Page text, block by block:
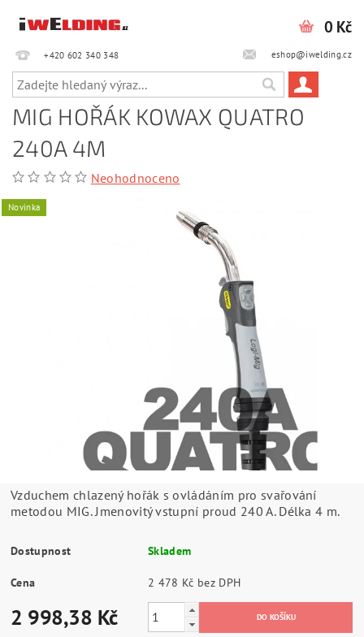
+420 602 340 348‎‎ eshop@iwelding.cz
0 Kč
MIG HOŘÁK KOWAX QUATRO
240A 4M
Neohodnoceno
Novinka
Vzduchem chlazený hořák s ovládáním pro svařování
metodou MIG. Jmenovitý vstupní proud 240 A. Délka 4 m.
Dostupnost Skladem
Cena 2 478 Kč bez DPH
2 998,38 Kč